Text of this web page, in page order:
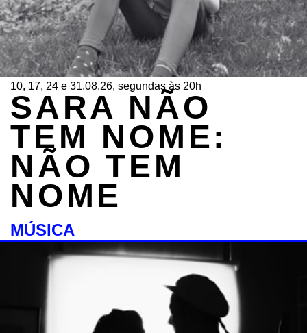
10, 17, 24 e 31.08.26, segundas às 20h
SARA NÃO
TEM NOME:
NÃO TEM
NOME
MÚSICA